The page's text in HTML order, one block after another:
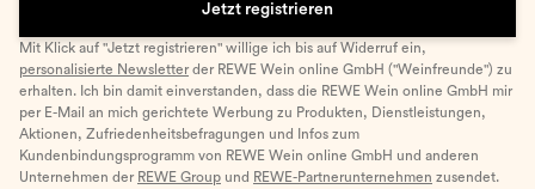
Jetzt registrieren
Mit Klick auf "Jetzt registrieren" willige ich bis auf Widerruf ein,
personalisierte Newsletter der REWE Wein online GmbH ("Weinfreunde") zu
erhalten. Ich bin damit einverstanden, dass die REWE Wein online GmbH mir
per E-Mail an mich gerichtete Werbung zu Produkten, Dienstleistungen,
Aktionen, Zufriedenheitsbefragungen und Infos zum
Kundenbindungsprogramm von REWE Wein online GmbH und anderen
Unternehmen der REWE Group und REWE-Partnerunternehmen zusendet.